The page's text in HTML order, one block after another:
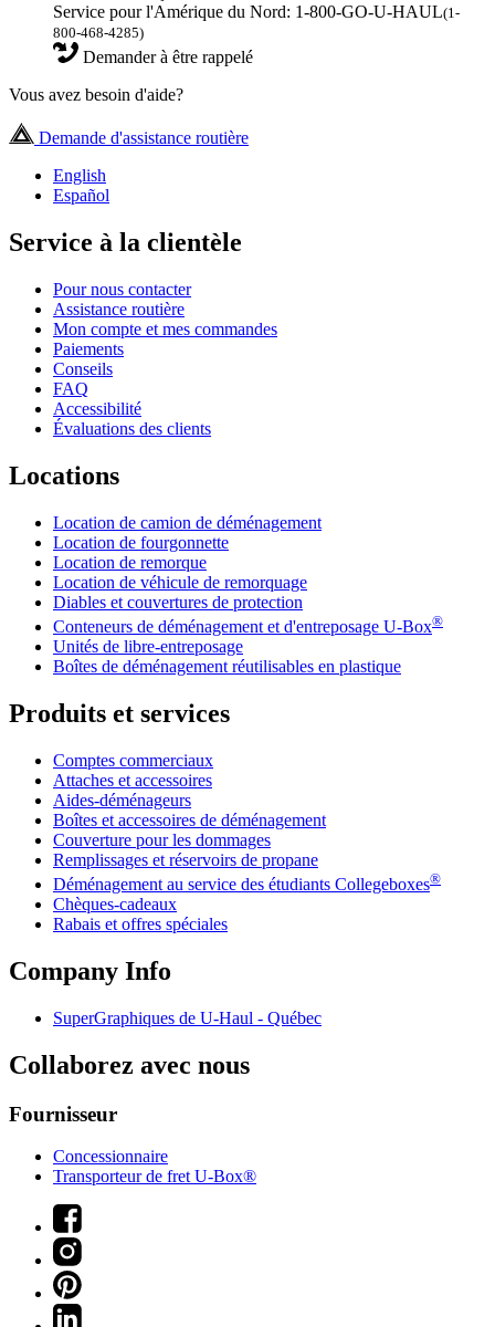
Service pour l'Amérique du Nord: 1-800-GO-U-HAUL(1-
800-468-4285)
Demander à être rappelé
Vous avez besoin d'aide?
Demande d'assistance routière
English
Español
Service à la clientèle
Pour nous contacter
Assistance routière
Mon compte et mes commandes
Paiements
Conseils
FAQ
Accessibilité
Évaluations des clients
Locations
Location de camion de déménagement
Location de fourgonnette
Location de remorque
Location de véhicule de remorquage
Diables et couvertures de protection
Conteneurs de déménagement et d'entreposage U-Box®
Unités de libre-entreposage
Boîtes de déménagement réutilisables en plastique
Produits et services
Comptes commerciaux
Attaches et accessoires
Aides-déménageurs
Boîtes et accessoires de déménagement
Couverture pour les dommages
Remplissages et réservoirs de propane
Déménagement au service des étudiants Collegeboxes®
Chèques-cadeaux
Rabais et offres spéciales
Company Info
SuperGraphiques de U-Haul - Québec
Collaborez avec nous
Fournisseur
Concessionnaire
Transporteur de fret U-Box®